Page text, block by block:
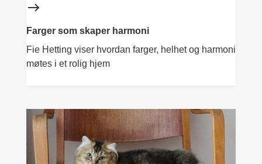
Farger som skaper harmoni
Fie Hetting viser hvordan farger, helhet og harmoni
møtes i et rolig hjem